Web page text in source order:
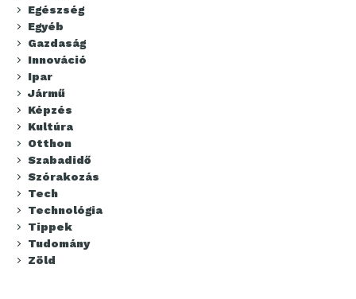
Egészség
Egyéb
Gazdaság
Innováció
Ipar
Jármű
Képzés
Kultúra
Otthon
Szabadidő
Szórakozás
Tech
Technológia
Tippek
Tudomány
Zöld